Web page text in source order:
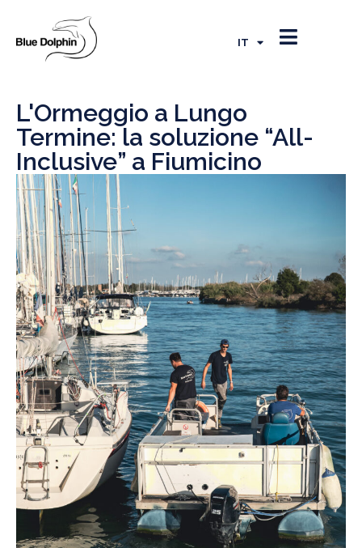
IT
ES
L'Ormeggio a Lungo
Termine: la soluzione “All-
Inclusive” a Fiumicino